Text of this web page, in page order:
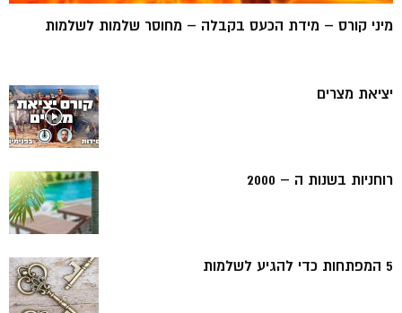
מיני קורס – מידת הכעס בקבלה – מחוסר שלמות לשלמות
יציאת מצרים
רוחניות בשנות ה – 2000
5 המפתחות כדי להגיע לשלמות